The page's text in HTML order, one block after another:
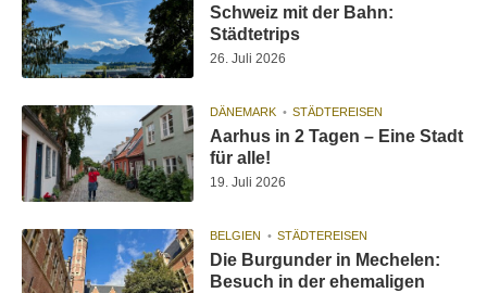
Schweiz mit der Bahn:
Städtetrips
26. Juli 2026
DÄNEMARK STÄDTEREISEN
Aarhus in 2 Tagen – Eine Stadt
für alle!
19. Juli 2026
BELGIEN STÄDTEREISEN
Die Burgunder in Mechelen:
Besuch in der ehemaligen